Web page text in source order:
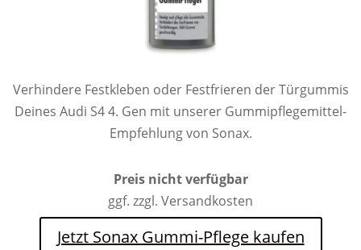
Verhindere Festkleben oder Festfrieren der Türgummis
Deines Audi S4 4. Gen mit unserer Gummipflegemittel-
Empfehlung von Sonax.
Preis nicht verfügbar
ggf. zzgl. Versandkosten
Jetzt Sonax Gummi-Pflege kaufen